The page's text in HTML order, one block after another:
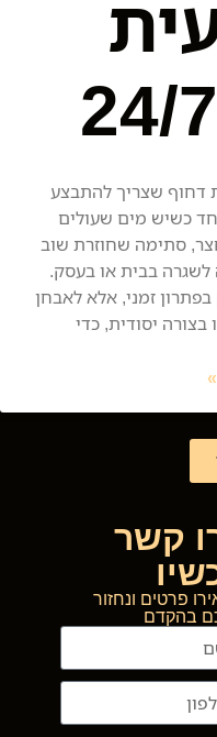
דחוף שצריך להתבצע
כשיש מים שעולים
סתימה שחוזרת שוב
לשגרה בבית או בעסק.
זמני, אלא לאבחן
יסודית, כדי
קשר
פרטים ונחזור
בהקדם